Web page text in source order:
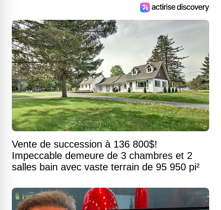
Vente de succession à 136 800$!
Impeccable demeure de 3 chambres et 2
salles bain avec vaste terrain de 95 950 pi²